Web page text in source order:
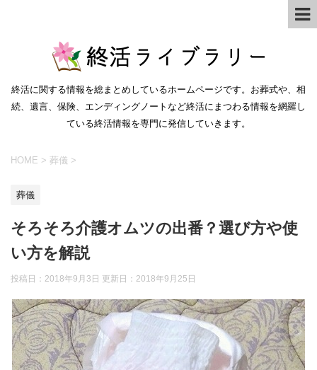
終活に関する情報を総まとめしているホームページです。お葬式や、相
続、遺言、保険、エンディングノートなど終活にまつわる情報を網羅し
ている終活情報を専門に発信していきます。
HOME > 葬儀 >
葬儀
そろそろ介護オムツの出番？選び方や使
い方を解説
投稿日：2018年9月3日 更新日： 2018年9月25日